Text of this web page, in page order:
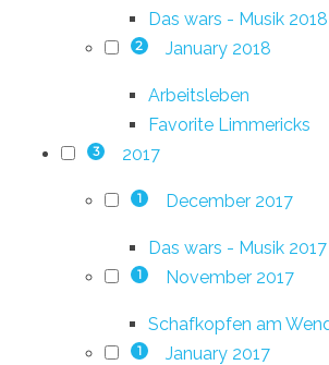
Das wars - Musik 2018
2 January 2018
Arbeitsleben
Favorite Limmericks
3 2017
1 December 2017
Das wars - Musik 2017
1 November 2017
Schafkopfen am
1 January 2017